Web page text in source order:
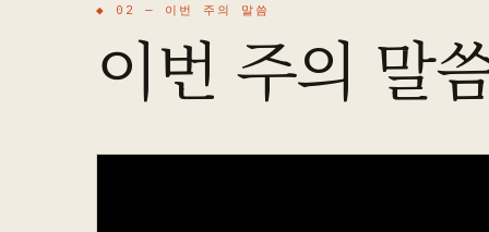
◆ 02 — 이번 주의 말씀
이번 주의 말